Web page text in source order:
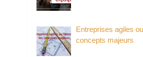
Entreprises agiles
concepts majeurs